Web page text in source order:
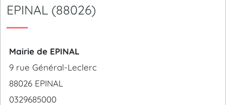
EPINAL (88026)
Mairie de EPINAL
9 rue Général-Leclerc
88026 EPINAL
0329685000